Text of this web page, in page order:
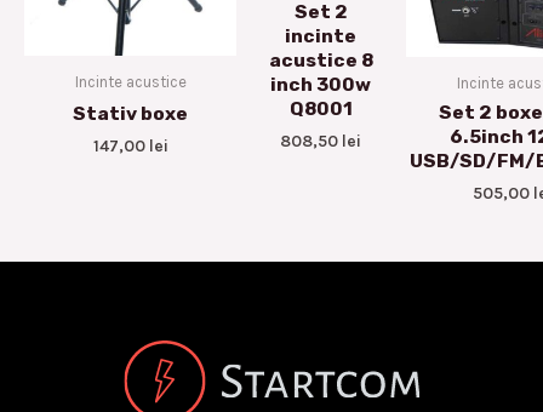
Incinte acustice
Stativ boxe
147,00 lei
Set 2
incinte
acustice 8
inch 300w
Q8001
808,50 lei
Incinte
Set 2 boxe
6.5inch
USB/SD/FM/
505,00